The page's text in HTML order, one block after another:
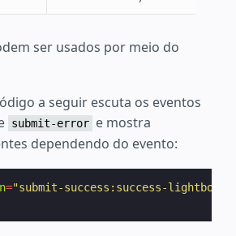
ser usados por meio do
a seguir escuta os eventos
submit-error e mostra
dependendo do evento:
="submit-success:success-